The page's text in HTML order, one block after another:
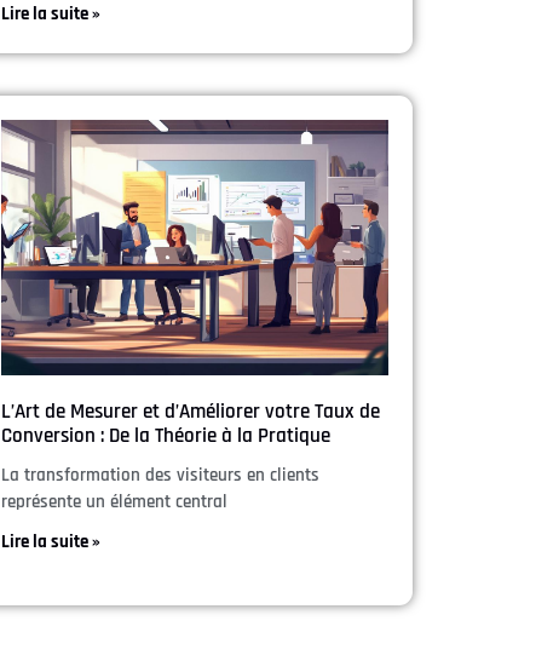
Lire la suite »
L’Art de Mesurer et d’Améliorer votre Taux de
Conversion : De la Théorie à la Pratique
La transformation des visiteurs en clients
représente un élément central
Lire la suite »